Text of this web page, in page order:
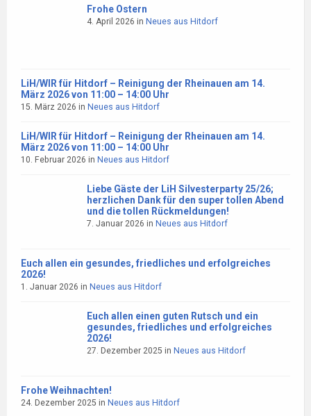
Frohe Ostern
4. April 2026 in Neues aus Hitdorf
LiH/WIR für Hitdorf – Reinigung der Rheinauen am 14.
März 2026 von 11:00 – 14:00 Uhr
15. März 2026 in Neues aus Hitdorf
LiH/WIR für Hitdorf – Reinigung der Rheinauen am 14.
März 2026 von 11:00 – 14:00 Uhr
10. Februar 2026 in Neues aus Hitdorf
Liebe Gäste der LiH Silvesterparty 25/26;
herzlichen Dank für den super tollen Abend
und die tollen Rückmeldungen!
7. Januar 2026 in Neues aus Hitdorf
Euch allen ein gesundes, friedliches und erfolgreiches
2026!
1. Januar 2026 in Neues aus Hitdorf
Euch allen einen guten Rutsch und ein
gesundes, friedliches und erfolgreiches
2026!
27. Dezember 2025 in Neues aus Hitdorf
Frohe Weihnachten!
24. Dezember 2025 in Neues aus Hitdorf